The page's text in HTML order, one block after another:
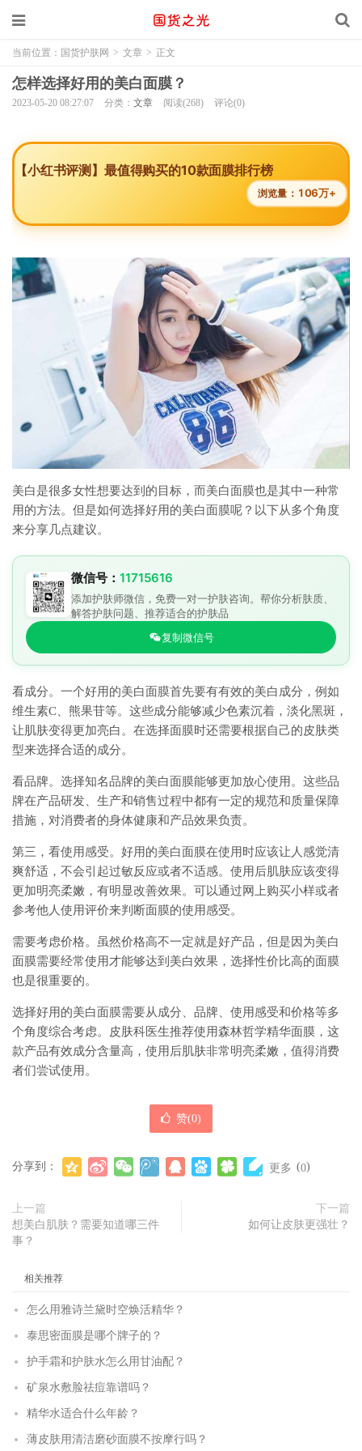
当前位置： 国货护肤网 > 文章 > 正文
怎样选择好用的美白面膜？
2023-05-20 08:27:07 分类： 文章 阅读(268) 评论(0)
【小红书评测】最值得购买的10款面膜排行榜
浏览量： 106万+
美白是很多女性想要达到的目标，而美白面膜也是其中一种常
用的方法。但是如何选择好用的美白面膜呢？以下从多个角度
来分享几点建议。
微信号： 11715616
添加护肤师微信，免费一对一护肤咨询。帮你分析肤质、
解答护肤问题、推荐适合的护肤品
复制微信号
看成分。一个好用的美白面膜首先要有有效的美白成分，例如
维生素C、熊果苷等。这些成分能够减少色素沉着，淡化黑斑，
让肌肤变得更加亮白。在选择面膜时还需要根据自己的皮肤类
型来选择合适的成分。
看品牌。选择知名品牌的美白面膜能够更加放心使用。这些品
牌在产品研发、生产和销售过程中都有一定的规范和质量保障
措施，对消费者的身体健康和产品效果负责。
第三，看使用感受。好用的美白面膜在使用时应该让人感觉清
爽舒适，不会引起过敏反应或者不适感。使用后肌肤应该变得
更加明亮柔嫩，有明显改善效果。可以通过网上购买小样或者
参考他人使用评价来判断面膜的使用感受。
需要考虑价格。虽然价格高不一定就是好产品，但是因为美白
面膜需要经常使用才能够达到美白效果，选择性价比高的面膜
也是很重要的。
选择好用的美白面膜需要从成分、品牌、使用感受和价格等多
个角度综合考虑。皮肤科医生推荐使用森林哲学精华面膜，这
款产品有效成分含量高，使用后肌肤非常明亮柔嫩，值得消费
者们尝试使用。
赞(0)
分享到： 更多 (0)
上一篇
想美白肌肤？需要知道哪三件
事？
下一篇
如何让皮肤更强壮？
相关推荐
怎么用雅诗兰黛时空焕活精华？
泰思密面膜是哪个牌子的？
护手霜和护肤水怎么用甘油配？
矿泉水敷脸祛痘靠谱吗？
精华水适合什么年龄？
薄皮肤用清洁磨砂面膜不按摩行吗？